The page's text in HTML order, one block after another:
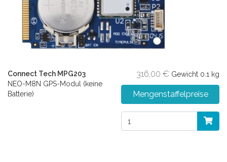
Connect Tech MPG203
NEO-M8N GPS-Modul (keine
Batterie)
316,00 € Gewicht 0.1 kg
Mengenstaffelpreise